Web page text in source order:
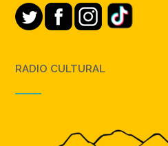
RADIO CULTURAL